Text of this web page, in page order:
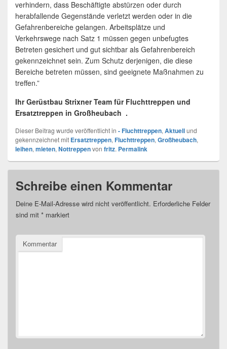
verhindern, dass Beschäftigte abstürzen oder durch
herabfallende Gegenstände verletzt werden oder in die
Gefahrenbereiche gelangen. Arbeitsplätze und
Verkehrswege nach Satz 1 müssen gegen unbefugtes
Betreten gesichert und gut sichtbar als Gefahrenbereich
gekennzeichnet sein. Zum Schutz derjenigen, die diese
Bereiche betreten müssen, sind geeignete Maßnahmen zu
treffen.”
Ihr Gerüstbau Strixner Team für Fluchttreppen und
Ersatztreppen in Großheubach .
Dieser Beitrag wurde veröffentlicht in - Fluchttreppen, Aktuellund
gekennzeichnet mit Ersatztreppen, Fluchttreppen, Großheubach,
leihen, mieten, Nottreppenvon fritz. Permalink
Schreibe einen Kommentar
Deine E-Mail-Adresse wird nicht veröffentlicht. Erforderliche Felder
sind mit * markiert
Kommentar